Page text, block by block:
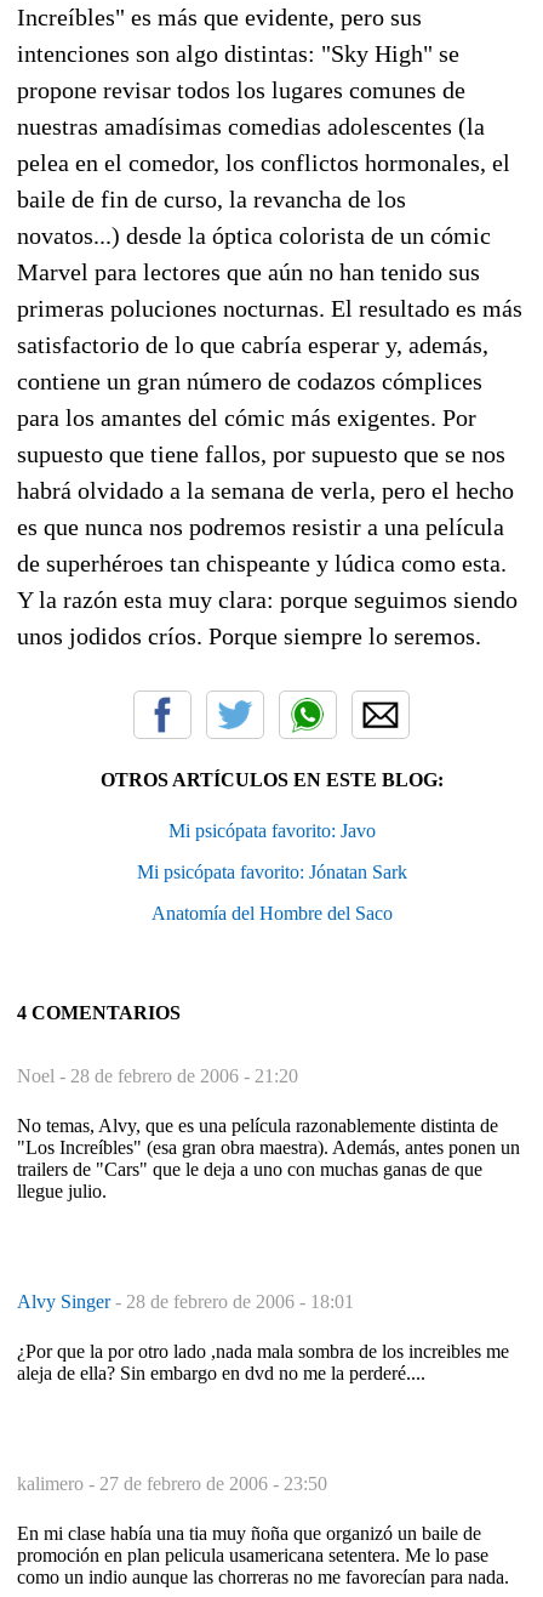
Increíbles" es más que evidente, pero sus
intenciones son algo distintas: "Sky High" se
propone revisar todos los lugares comunes de
nuestras amadísimas comedias adolescentes (la
pelea en el comedor, los conflictos hormonales, el
baile de fin de curso, la revancha de los
novatos...) desde la óptica colorista de un cómic
Marvel para lectores que aún no han tenido sus
primeras poluciones nocturnas. El resultado es más
satisfactorio de lo que cabría esperar y, además,
contiene un gran número de codazos cómplices
para los amantes del cómic más exigentes. Por
supuesto que tiene fallos, por supuesto que se nos
habrá olvidado a la semana de verla, pero el hecho
es que nunca nos podremos resistir a una película
de superhéroes tan chispeante y lúdica como esta.
Y la razón esta muy clara: porque seguimos siendo
unos jodidos críos. Porque siempre lo seremos.
OTROS ARTÍCULOS EN ESTE BLOG:
Mi psicópata favorito: Javo
Mi psicópata favorito: Jónatan Sark
Anatomía del Hombre del Saco
4 COMENTARIOS
Noel - 28 de febrero de 2006 - 21:20
No temas, Alvy, que es una película razonablemente distinta de
"Los Increíbles" (esa gran obra maestra). Además, antes ponen un
trailers de "Cars" que le deja a uno con muchas ganas de que
llegue julio.
Alvy Singer- 28 de febrero de 2006 - 18:01
¿Por que la por otro lado ,nada mala sombra de los increibles me
aleja de ella? Sin embargo en dvd no me la perderé....
kalimero - 27 de febrero de 2006 - 23:50
En mi clase había una tia muy ñoña que organizó un baile de
promoción en plan pelicula usamericana setentera. Me lo pase
como un indio aunque las chorreras no me favorecían para nada.